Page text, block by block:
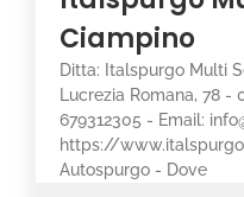
Ciampino
Ditta: Italspurgo Multi
Lucrezia Romana, 78
679312305 - Email:
https://
Autospurgo - Dove